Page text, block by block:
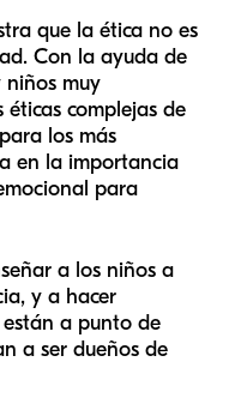
que la ética no es
Con la ayuda de
niños muy
complejas de
los más
en la importancia
para
a los niños a
y a hacer
a punto de
a ser dueños de